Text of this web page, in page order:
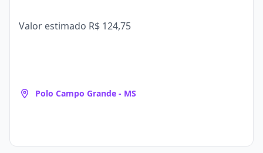
Valor estimado R$ 124,75
Polo Campo Grande - MS